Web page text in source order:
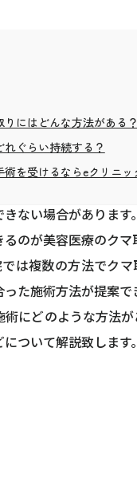
にはどんな方法がある？
ぐらい持続する？
を受けるならeクリニッ
目の周りをマッサー
ない場合があります。
のが美容医療のクマ
は複数の方法でク
た施術方法が提案で
にどのような方法
ついて解説致します。